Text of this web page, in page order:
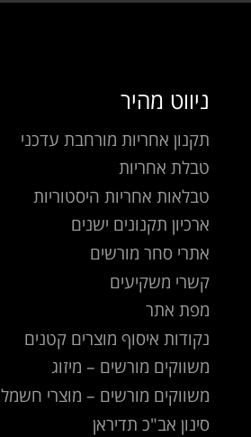
ניווט מהיר
תקנון אחריות מורחבת עדכני
טבלת אחריות
טבלאות אחריות היסטוריות
ארכיון תקנונים ישנים
אתרי סחר מורשים
קשרי משקיעים
מפת אתר
נקודות איסוף מוצרים קטנים
משווקים מורשים – מיזוג
משווקים מורשים – מוצרי חשמל
סינון אב"כ תדיראן